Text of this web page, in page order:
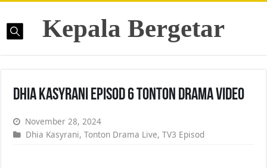
Kepala Bergetar
Dhia Kasyrani Episod 6 Tonton Drama Video
November 28, 2024
Dhia Kasyrani,Tonton Drama Live,TV3 Episod